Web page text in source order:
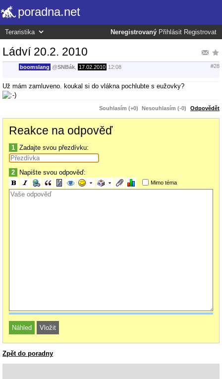
poradna.net
Neregistrovaný Přihlásit Registrovat
Ládví 20.2. 2010
boomslang @SNBák 17.02.2010 12:08 #28
Už mám zamluveno. koukal si do vlákna pochlubte s eužovky?
Souhlasím (+0) Nesouhlasím (-0) Odpovědět
Reakce na odpověď
1 Zadajte svou přezdívku:
2 Napište svou odpověď:
Mimo téma
Zpět do poradny